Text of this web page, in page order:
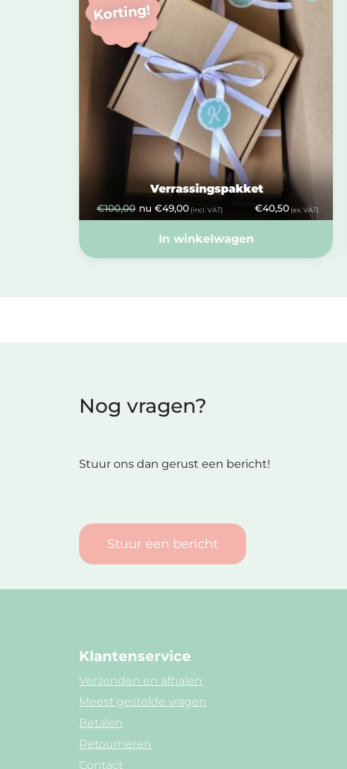
Korting!
Verrassingspakket
€100,00 nu €49,00 (incl. VAT) €40,50(ex. VAT)
In winkelwagen
Nog vragen?
Stuur ons dan gerust een bericht!
Stuur een bericht
Klantenservice
Verzenden en afhalen
Meest gestelde vragen
Betalen
Retourneren
Contact